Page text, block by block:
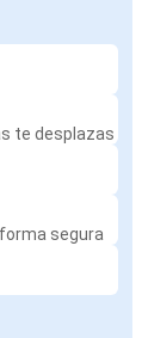
te desplazas
segura